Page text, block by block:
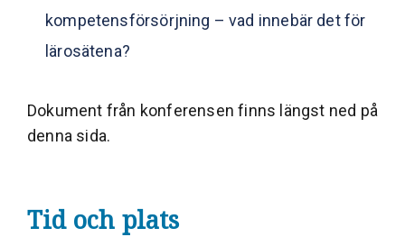
kompetensförsörjning – vad innebär det för
lärosätena?
Dokument från konferensen finns längst ned på
denna sida.
Tid och plats